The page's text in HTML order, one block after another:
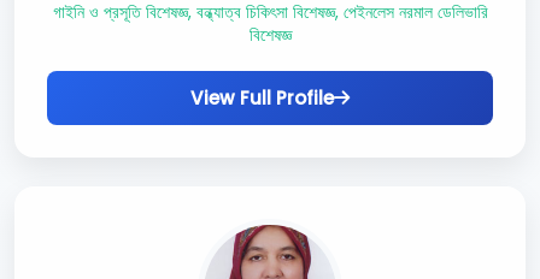
গাইনি ও প্রসূতি বিশেষজ্ঞ, বন্ধ্যাত্ব চিকিৎসা বিশেষজ্ঞ, পেইনলেস নরমাল ডেলিভারি
বিশেষজ্ঞ
View Full Profile